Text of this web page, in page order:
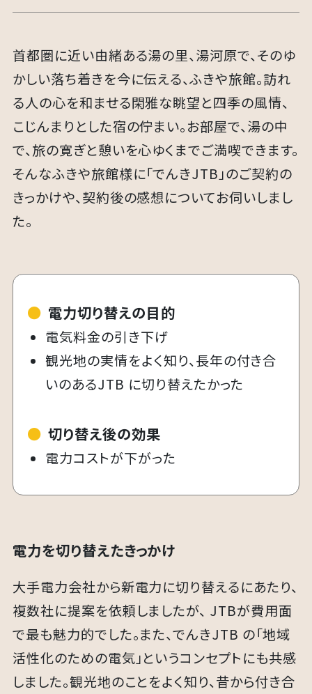
首都圏に近い由緒ある湯の里、湯河原で、そのゆ
かしい落ち着きを今に伝える、ふきや旅館。訪れ
る人の心を和ませる閑雅な眺望と四季の風情、
こじんまりとした宿の佇まい。お部屋で、湯の中
で、旅の寛ぎと憩いを心ゆくまでご満喫できます。
そんなふきや旅館様に「でんきJTB」のご契約の
きっかけや、契約後の感想についてお伺いしまし
た。​
● 電力切り替えの目的
電気料金の引き下げ
観光地の実情をよく知り、長年の付き合
いのあるJTB に切り替えたかった
● 切り替え後の効果
電力コストが下がった​
電力を切り替えたきっかけ
大手電力会社から新電力に切り替えるにあたり、
複数社に提案を依頼しましたが、 JTBが費用面
で最も魅力的でした。また、でんきJTB の「地域
活性化のための電気」というコンセプトにも共感
しました。観光地のことをよく知り、昔から付き合